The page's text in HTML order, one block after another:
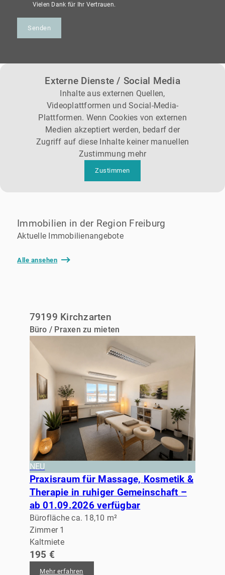
Vielen Dank für Ihr Vertrauen.
Senden
Externe Dienste / Social Media
Inhalte aus externen Quellen,
Videoplattformen und Social-Media-
Plattformen. Wenn Cookies von externen
Medien akzeptiert werden, bedarf der
Zugriff auf diese Inhalte keiner manuellen
Zustimmung mehr
Zustimmen
Immobilien in der Region Freiburg
Aktuelle Immobilienangebote
Alle ansehen
79199 Kirchzarten
Büro / Praxen zu mieten
NEU
Praxisraum für Massage, Kosmetik &
Therapie in ruhiger Gemeinschaft –
ab 01.09.2026 verfügbar
Bürofläche ca. 18,10 m²
Zimmer 1
Kaltmiete
195 €
Mehr erfahren